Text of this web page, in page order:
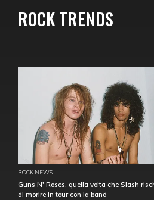
ROCK TRENDS
ROCK NEWS
Guns N' Roses, quella volta che Slash
di morire in tour con la band